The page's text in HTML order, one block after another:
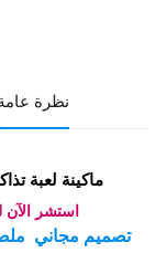
نظرة
ماكينة لعبة
استشر
تصميم مجاني